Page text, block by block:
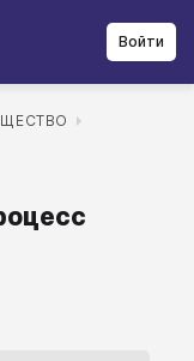
Войти